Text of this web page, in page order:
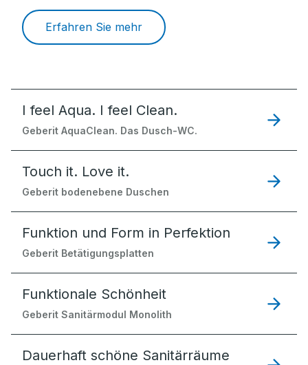
Erfahren Sie mehr
I feel Aqua. I feel Clean.
Geberit AquaClean. Das Dusch-WC.
Touch it. Love it.
Geberit bodenebene Duschen
Funktion und Form in Perfektion
Geberit Betätigungsplatten
Funktionale Schönheit
Geberit Sanitärmodul Monolith
Dauerhaft schöne Sanitärräume